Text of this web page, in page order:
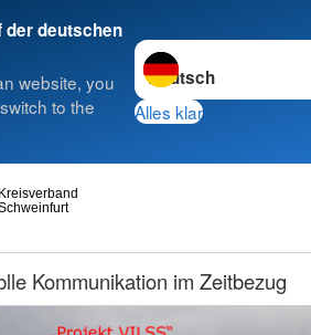
der deutschen
website, you
to the
Sprache wechseln zu
Alles klar
Kreisverband
Kommunikation im Zeitbezug